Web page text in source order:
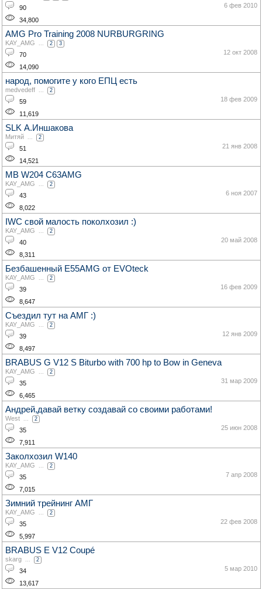
90
34,800
6 фев 2010
AMG Pro Training 2008 NURBURGRING
KAY_AMG ... 2 3
70
14,090
12 окт 2008
народ, помогите у кого ЕПЦ есть
medvedeff ... 2
59
11,619
18 фев 2009
SLK А.Иншакова
Митяй ... 2
51
14,521
21 янв 2008
MB W204 C63AMG
KAY_AMG ... 2
43
8,022
6 ноя 2007
IWC свой малость поколхозил :)
KAY_AMG ... 2
40
8,311
20 май 2008
Безбашенный E55AMG от EVOteck
KAY_AMG ... 2
39
8,647
16 фев 2009
Съездил тут на АМГ :)
KAY_AMG ... 2
39
8,497
12 янв 2009
BRABUS G V12 S Biturbo with 700 hp to Bow in Geneva
KAY_AMG ... 2
35
6,465
31 мар 2009
Андрей,давай ветку создавай со своими работами!
West ... 2
35
7,911
25 июн 2008
Заколхозил W140
KAY_AMG ... 2
35
7,015
7 апр 2008
Зимний трейнинг АМГ
KAY_AMG ... 2
35
5,997
22 фев 2008
BRABUS E V12 Coupé
skarg ... 2
34
13,617
5 мар 2010